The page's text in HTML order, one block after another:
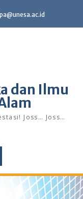
dan Ilmu
Joss… Joss…